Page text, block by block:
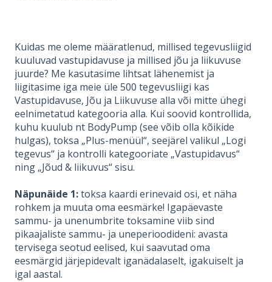
Kuidas me oleme määratlenud, millised tegevusliigid
kuuluvad vastupidavuse ja millised jõu ja liikuvuse
juurde? Me kasutasime lihtsat lähenemist ja
liigitasime iga meie üle 500 tegevusliigi kas
Vastupidavuse, Jõu ja Liikuvuse alla või mitte ühegi
eelnimetatud kategooria alla. Kui soovid kontrollida,
kuhu kuulub nt BodyPump (see võib olla kõikide
hulgas), toksa „Plus-menüül“, seejärel valikul „Logi
tegevus“ ja kontrolli kategooriate „Vastupidavus“
ning „Jõud & liikuvus“ sisu.
Näpunäide 1:toksa kaardi erinevaid osi, et näha
rohkem ja muuta oma eesmärke! Igapäevaste
sammu- ja unenumbrite toksamine viib sind
pikaajaliste sammu- ja uneperioodideni: avasta
tervisega seotud eelised, kui saavutad oma
eesmärgid järjepidevalt iganädalaselt, igakuiselt ja
igal aastal.